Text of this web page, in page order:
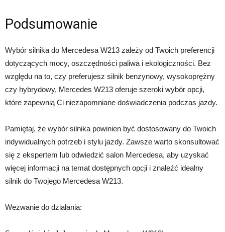
Podsumowanie
Wybór silnika do Mercedesa W213 zależy od Twoich preferencji
dotyczących mocy, oszczędności paliwa i ekologiczności. Bez
względu na to, czy preferujesz silnik benzynowy, wysokoprężny
czy hybrydowy, Mercedes W213 oferuje szeroki wybór opcji,
które zapewnią Ci niezapomniane doświadczenia podczas jazdy.
Pamiętaj, że wybór silnika powinien być dostosowany do Twoich
indywidualnych potrzeb i stylu jazdy. Zawsze warto skonsultować
się z ekspertem lub odwiedzić salon Mercedesa, aby uzyskać
więcej informacji na temat dostępnych opcji i znaleźć idealny
silnik do Twojego Mercedesa W213.
Wezwanie do działania: